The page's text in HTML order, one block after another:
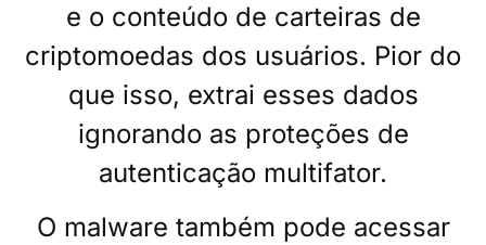
e o conteúdo de carteiras de
criptomoedas dos usuários. Pior do
que isso, extrai esses dados
ignorando as proteções de
autenticação multifator.
O malware também pode acessar